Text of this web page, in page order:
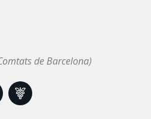
de Barcelona)